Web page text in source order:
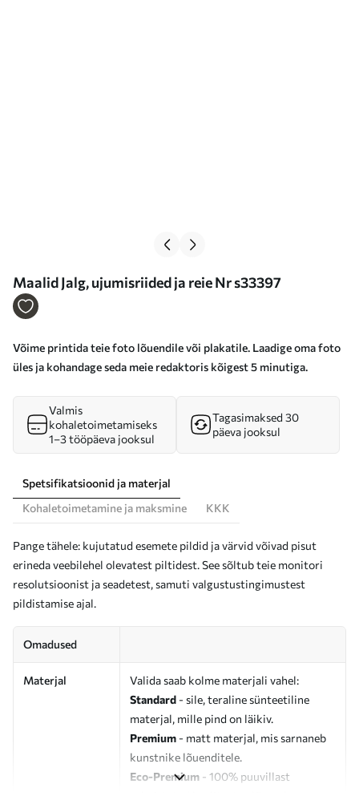
Maalid Jalg, ujumisriided ja reie Nr s33397
Võime printida teie foto lõuendile või plakatile. Laadige oma foto
üles ja kohandage seda meie redaktoris kõigest 5 minutiga.
Valmis
kohaletoimetamiseks
1–3 tööpäeva jooksul
Tagasimaksed 30
päeva jooksul
Spetsifikatsioonid ja materjal
Kohaletoimetamine ja maksmine
KKK
Pange tähele: kujutatud esemete pildid ja värvid võivad pisut
erineda veebilehel olevatest piltidest. See sõltub teie monitori
resolutsioonist ja seadetest, samuti valgustustingimustest
pildistamise ajal.
Omadused
Materjal
Valida saab kolme materjali vahel:
Standard - sile, teraline sünteetiline
materjal, mille pind on läikiv.
Premium - matt materjal, mis sarnaneb
kunstnike lõuenditele.
Eco-Premium - 100% puuvillast